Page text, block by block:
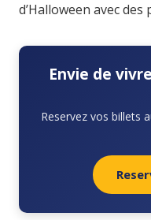
d’Halloween avec
Envie de
Reservez vos billets